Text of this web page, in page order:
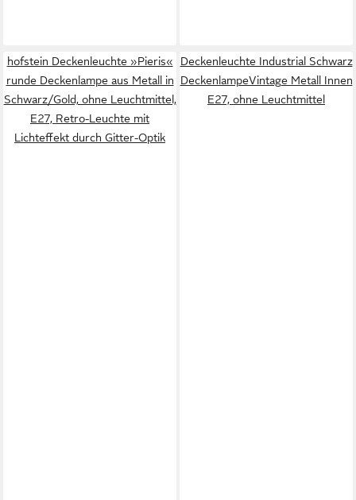
hofstein Deckenleuchte »Pieris«
runde Deckenlampe aus Metall in
Schwarz/Gold, ohne Leuchtmittel,
E27, Retro-Leuchte mit
Lichteffekt durch Gitter-Optik
Deckenleuchte Industrial Schwarz
DeckenlampeVintage Metall Innen
E27, ohne Leuchtmittel